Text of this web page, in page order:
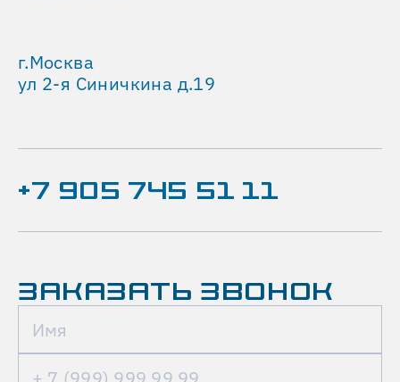
г.Москва
ул 2-я Синичкина д.19
+7 905 745 51 11
ЗАКАЗАТЬ ЗВОНОК